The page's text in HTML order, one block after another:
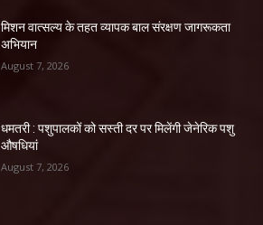
मिशन वात्सल्य के तहत व्यापक बाल संरक्षण जागरूकता
अभियान
August 7, 2026
धमतरी : पशुपालकों को सस्ती दर पर मिलेंगी जेनेरिक पशु
औषधियां
August 7, 2026